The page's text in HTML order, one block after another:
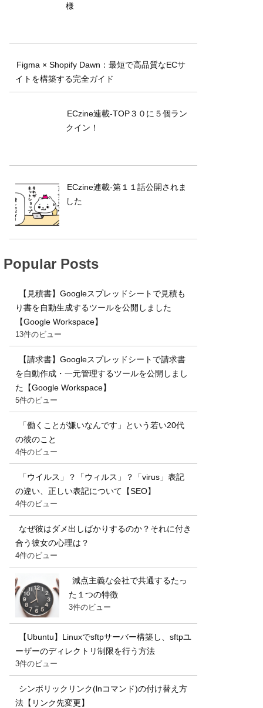
様
Figma × Shopify Dawn：最短で高品質なECサ
イトを構築する完全ガイド
ECzine連載-TOP３０に５個ラン
クイン！
ECzine連載-第１１話公開されま
した
Popular Posts
【見積書】Googleスプレッドシートで見積も
り書を自動生成するツールを公開しました
【Google Workspace】
13件のビュー
【請求書】Googleスプレッドシートで請求書
を自動作成・一元管理するツールを公開しまし
た【Google Workspace】
5件のビュー
「働くことが嫌いなんです」という若い20代
の彼のこと
4件のビュー
「ウイルス」？「ウィルス」？「virus」表記
の違い、正しい表記について【SEO】
4件のビュー
なぜ彼はダメ出しばかりするのか？それに付き
合う彼女の心理は？
4件のビュー
減点主義な会社で共通するたっ
た１つの特徴
3件のビュー
【Ubuntu】Linuxでsftpサーバー構築し、sftpユ
ーザーのディレクトリ制限を行う方法
3件のビュー
シンボリックリンク(lnコマンド)の付け替え方
法【リンク先変更】